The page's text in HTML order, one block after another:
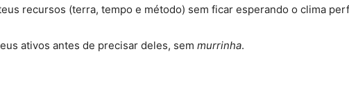
recursos (terra, tempo e método) sem ficar esperando o clima
ativos antes de precisar deles, sem murrinha.